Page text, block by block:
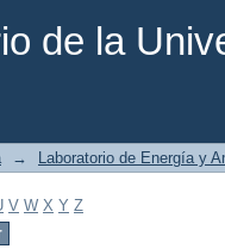
de la
→ Laboratorio de Energía y
V W X Y Z